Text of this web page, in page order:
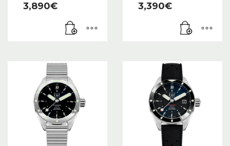
3,890€ 3,390€